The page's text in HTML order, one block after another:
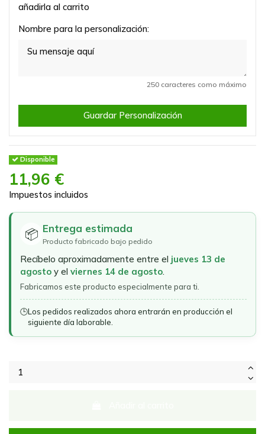
añadirla al carrito
Nombre para la personalización:
250 caracteres como máximo
Guardar Personalización
Disponible
11,96 €
Impuestos incluidos
📦 Entrega estimada
Producto fabricado bajo pedido
Recíbelo aproximadamente entre el jueves 13 de
agosto y el viernes 14 de agosto.
Fabricamos este producto especialmente para ti.
🕒Los pedidos realizados ahora entrarán en producción el
siguiente día laborable.